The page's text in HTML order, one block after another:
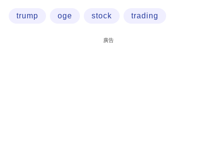
場
trump oge stock trading
廣告